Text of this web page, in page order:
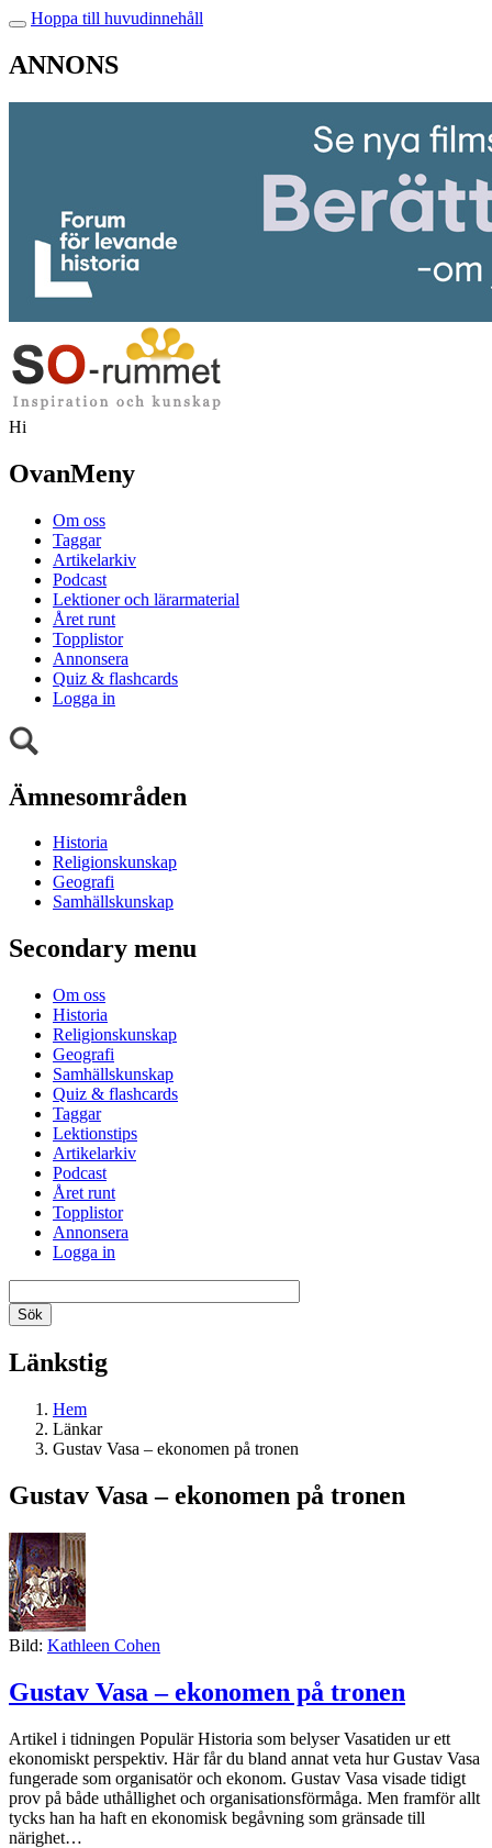
Hoppa till huvudinnehåll
ANNONS
Hi
OvanMeny
Om oss
Taggar
Artikelarkiv
Podcast
Lektioner och lärarmaterial
Året runt
Topplistor
Annonsera
Quiz & flashcards
Logga in
Ämnesområden
Historia
Religionskunskap
Geografi
Samhällskunskap
Secondary menu
Om oss
Historia
Religionskunskap
Geografi
Samhällskunskap
Quiz & flashcards
Taggar
Lektionstips
Artikelarkiv
Podcast
Året runt
Topplistor
Annonsera
Logga in
Länkstig
Hem
Länkar
Gustav Vasa – ekonomen på tronen
Gustav Vasa – ekonomen på tronen
Bild: Kathleen Cohen
Gustav Vasa – ekonomen på tronen
Artikel i tidningen Populär Historia som belyser Vasatiden ur ett
ekonomiskt perspektiv. Här får du bland annat veta hur Gustav Vasa
fungerade som organisatör och ekonom. Gustav Vasa visade tidigt
prov på både uthållighet och organisationsförmåga. Men framför allt
tycks han ha haft en ekonomisk begåvning som gränsade till
närighet…